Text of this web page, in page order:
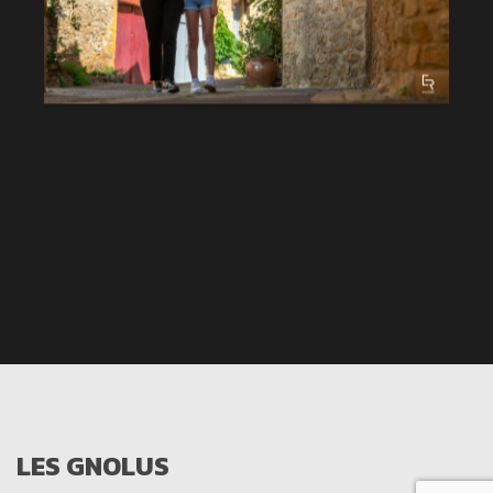
LES GNOLUS